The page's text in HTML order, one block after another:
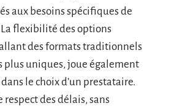
aux besoins spécifiques de
flexibilité des options
des formats traditionnels
plus uniques, joue également
le choix d’un prestataire.
respect des délais, sans